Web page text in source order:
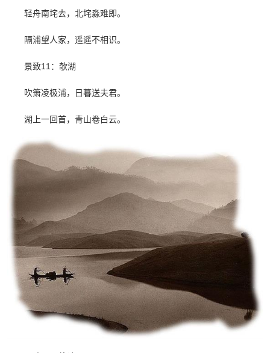
轻舟南垞去，北垞淼难即。
隔浦望人家，遥遥不相识。
景致11：欹湖
吹箫凌极浦，日暮送夫君。
湖上一回首，青山卷白云。